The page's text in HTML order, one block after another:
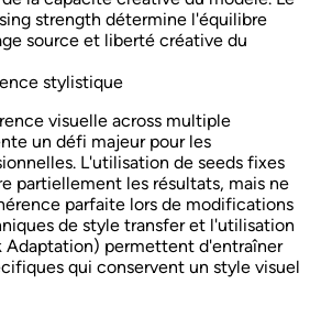
strength détermine l'équilibre
source et liberté créative du
stylistique
visuelle across multiple
un défi majeur pour les
L'utilisation de seeds fixes
partiellement les résultats, mais ne
parfaite lors de modifications
de style transfer et l'utilisation
Adaptation) permettent d'entraîner
qui conservent un style visuel